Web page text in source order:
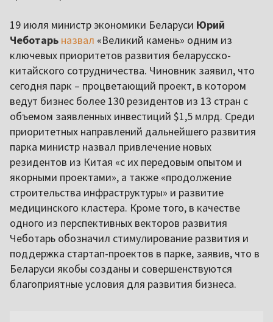
19 июля министр экономики Беларуси Юрий
Чеботарь назвал «Великий камень» одним из
ключевых приоритетов развития беларусско-
китайского сотрудничества. Чиновник заявил, что
сегодня парк – процветающий проект, в котором
ведут бизнес более 130 резидентов из 13 стран с
объемом заявленных инвестиций $1,5 млрд. Среди
приоритетных направлений дальнейшего развития
парка министр назвал привлечение новых
резидентов из Китая «с их передовым опытом и
якорными проектами», а также «продолжение
строительства инфраструктуры» и развитие
медицинского кластера. Кроме того, в качестве
одного из перспективных векторов развития
Чеботарь обозначил стимулирование развития и
поддержка стартап-проектов в парке, заявив, что в
Беларуси якобы созданы и совершенствуются
благоприятные условия для развития бизнеса.